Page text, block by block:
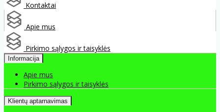
Kontaktai
Apie mus
Pirkimo sąlygos ir taisyklės
Informacija
Apie mus
Pirkimo sąlygos ir taisyklės
Klientų aptarnavimas